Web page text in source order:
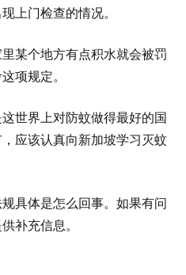
上门检查的情况。
某个地方有点积水就会被罚
项规定。
世界上对防蚊做得最好的国
应该认真向新加坡学习灭蚊
具体是怎么回事。如果有问
补充信息。